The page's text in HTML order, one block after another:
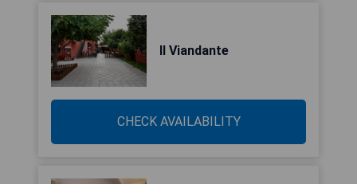
Il Viandante
CHECK AVAILABILITY